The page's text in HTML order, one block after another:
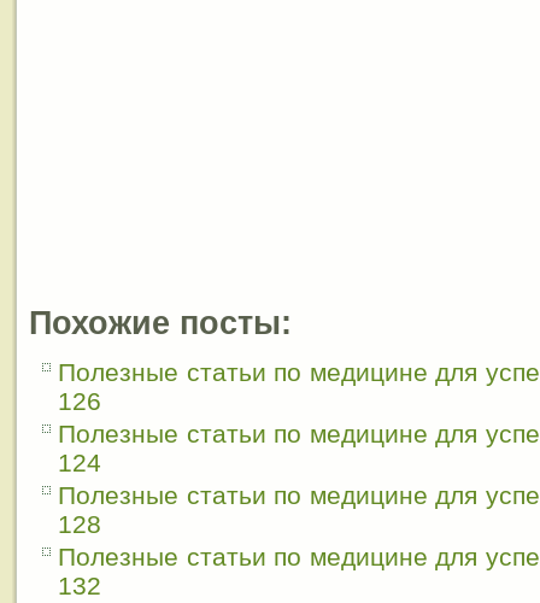
Похожие посты:
Полезные статьи по медицине для
126
Полезные статьи по медицине для
124
Полезные статьи по медицине для
128
Полезные статьи по медицине для
132